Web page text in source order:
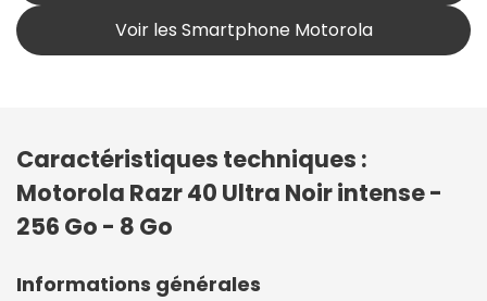
Voir les Smartphone Motorola
Caractéristiques techniques :
Motorola Razr 40 Ultra Noir intense -
256 Go - 8 Go
Informations générales